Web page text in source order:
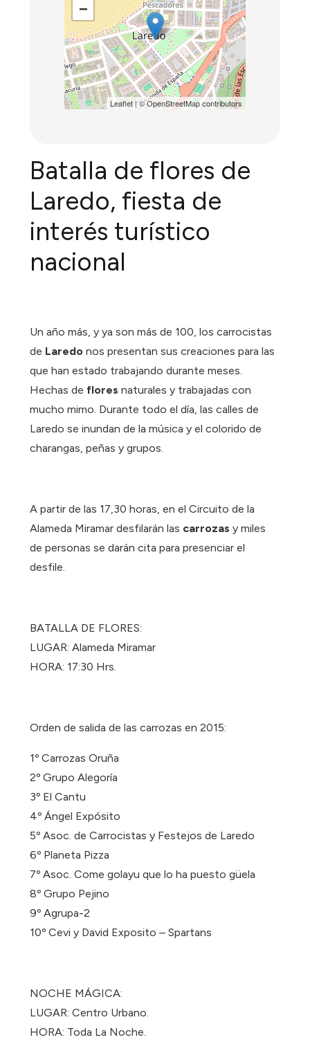
−
Leaflet| ©OpenStreetMapcontributors
Batalla de flores de
Laredo, fiesta de
interés turístico
nacional
Un año más, y ya son más de 100, los carrocistas
de Laredo nos presentan sus creaciones para las
que han estado trabajando durante meses.
Hechas de flores naturales y trabajadas con
mucho mimo. Durante todo el día, las calles de
Laredo se inundan de la música y el colorido de
charangas, peñas y grupos.
A partir de las 17,30 horas, en el Circuito de la
Alameda Miramar desfilarán las carrozas y miles
de personas se darán cita para presenciar el
desfile.
BATALLA DE FLORES:
LUGAR: Alameda Miramar
HORA: 17:30 Hrs.
Orden de salida de las carrozas en 2015:
1º Carrozas Oruña
2º Grupo Alegoría
3º El Cantu
4º Ángel Expósito
5º Asoc. de Carrocistas y Festejos de Laredo
6º Planeta Pizza
7º Asoc. Come golayu que lo ha puesto güela
8º Grupo Pejino
9º Agrupa-2
10º Cevi y David Exposito – Spartans
NOCHE MÁGICA:
LUGAR: Centro Urbano.
HORA: Toda La Noche.